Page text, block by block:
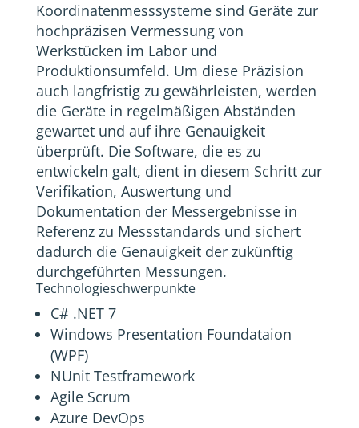
Koordinatenmesssysteme sind Geräte zur
hochpräzisen Vermessung von
Werkstücken im Labor und
Produktionsumfeld. Um diese Präzision
auch langfristig zu gewährleisten, werden
die Geräte in regelmäßigen Abständen
gewartet und auf ihre Genauigkeit
überprüft. Die Software, die es zu
entwickeln galt, dient in diesem Schritt zur
Verifikation, Auswertung und
Dokumentation der Messergebnisse in
Referenz zu Messstandards und sichert
dadurch die Genauigkeit der zukünftig
durchgeführten Messungen.
Technologieschwerpunkte
C# .NET 7
Windows Presentation Foundataion
(WPF)
NUnit Testframework
Agile Scrum
Azure DevOps